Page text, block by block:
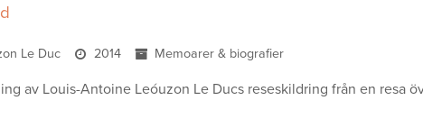
Le Duc 2014 Memoarer & biografier
av Louis-Antoine Leóuzon Le Ducs reseskildring från en resa